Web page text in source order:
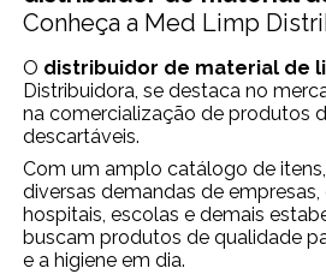
Conheça a Med Limp
O distribuidor de material de
Distribuidora, se destaca no
na comercialização de produtos
descartáveis.
Com um amplo catálogo de
diversas demandas de
hospitais, escolas e demais
buscam produtos de qualidade
e a higiene em dia.